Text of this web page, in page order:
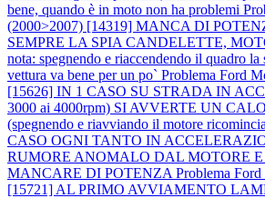
bene, quando è in moto non ha problemi
(2000>2007) [14319] MANCA DI
SEMPRE LA SPIA CANDELETTE,
nota: spegnendo e riaccendendo il quadro la
vettura va bene per un po` Problema Ford
[15626] IN 1 CASO SU STRADA IN
3000 ai 4000rpm) SI AVVERTE UN
(spegnendo e riavviando il motore
CASO OGNI TANTO IN
RUMORE ANOMALO DAL MOTORE
MANCARE DI POTENZA Problema
[15721] AL PRIMO AVVIAMENTO